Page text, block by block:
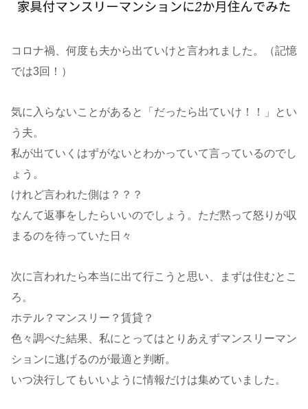
コロナ禍、何度も夫から出ていけと言われました。（記憶
では3回！）
気に入らないことがあると「だったら出ていけ！！」とい
う夫。
私が出ていくはずがないとわかっていて言っているのでし
ょう。
けれど言われた側は？？？
なんて返事をしたらいいのでしょう。ただ黙って怒りが収
まるのを待っていた日々
次に言われたら本当に出て行こうと思い、まずは住むとこ
ろ。
ホテル？マンスリー？賃貸？
色々調べた結果、私にとってはとりあえずマンスリーマン
ションに逃げるのが最適と判断。
いつ決行してもいいように情報だけは集めていました。